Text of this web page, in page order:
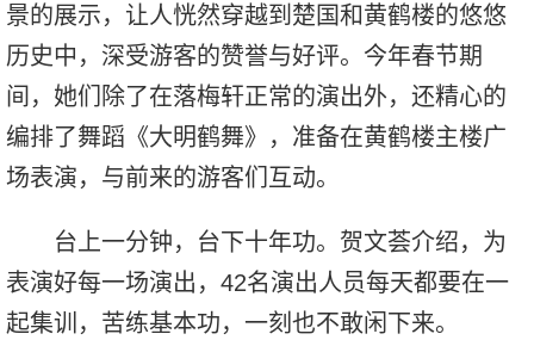
景的展示，让人恍然穿越到楚国和黄鹤楼的悠悠
历史中，深受游客的赞誉与好评。今年春节期
间，她们除了在落梅轩正常的演出外，还精心的
编排了舞蹈《大明鹤舞》，准备在黄鹤楼主楼广
场表演，与前来的游客们互动。
台上一分钟，台下十年功。贺文荟介绍，为
表演好每一场演出，42名演出人员每天都要在一
起集训，苦练基本功，一刻也不敢闲下来。